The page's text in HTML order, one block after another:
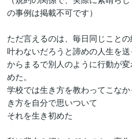
の事例は掲載不可です）
ただ言えるのは、毎日同じこと
叶わないだろうと諦めの人生を
からまるで別人のように行動が
めた。
学校では生き方を教わってこな
き方を自分で思いついて
それを生き初めた